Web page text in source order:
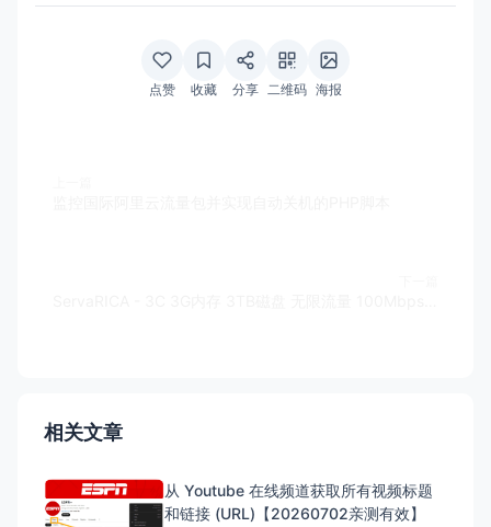
点赞 收藏 分享 二维码 海报
相关文章
从 Youtube 在线频道获取所有视频标题
和链接 (URL)【20260702亲测有效】